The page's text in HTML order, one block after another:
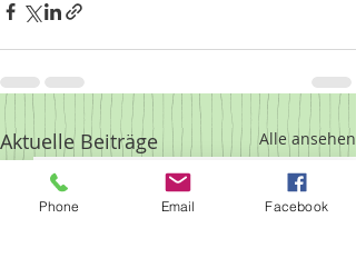
Aktuelle Beiträge Alle ansehen
Phone Email Facebook